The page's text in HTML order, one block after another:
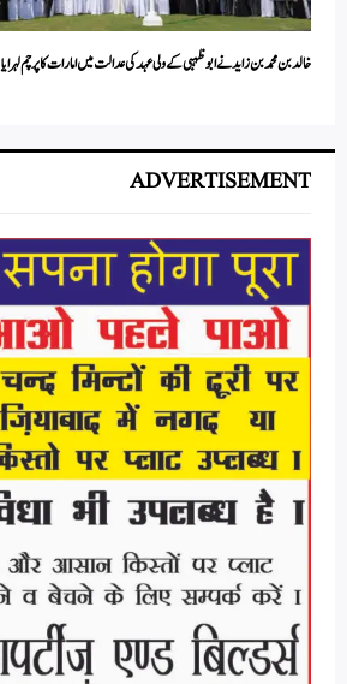
خالد بن محمد بن زاید نے ابوظہبی کے ولی عہد کی عدالت میں امارات کا پرچم لہرایا
ADVERTISEMENT